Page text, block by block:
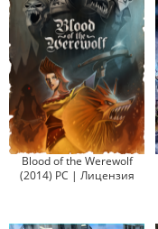
Blood of the Werewolf
(2014) PC | Лицензия